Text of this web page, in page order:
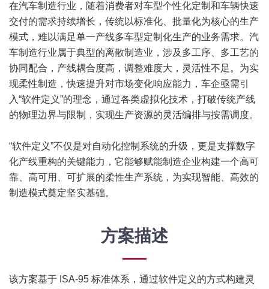
在汽车制造行业，随着消费者对车型个性化定制和车辆快速
交付的需求持续增长，传统以标准化、批量化为核心的生产
模式，难以满足单一产线多车型定制化生产的业务需求。汽
车制造行业属于典型的离散制造业，涉及多工序、多工艺的
协同配合，产线耦合度高，调整难度大，灵活性不足。为实
现柔性制造，快速提升对市场变化响应能力，车企亟需引
入“软件定义”的理念，通过各类虚拟化技术，打破传统产线
的物理边界与限制，实现生产资源的灵活编排与按需调度。
“软件定义”不仅是对自动化控制系统的升级，更是支撑数字
化产线重构的关键能力，它能够赋能制造企业构建一个高可
靠、高可用、可扩展的柔性生产系统，为实现智能、高效的
制造模式奠定坚实基础。
方案描述
该方案基于 ISA-95 标准体系，通过软件定义的方式构建灵